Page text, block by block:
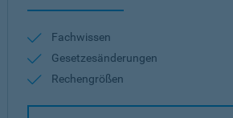
Fachwissen
Gesetzesänderungen
Rechengrößen